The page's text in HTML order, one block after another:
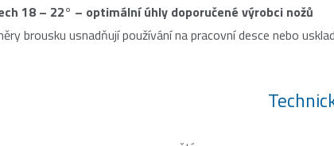
18 – 22° – optimální úhly doporučené výrobci nožů
brousku usnadňují používání na pracovní desce nebo